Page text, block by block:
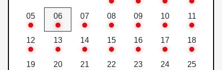
05 06 07 08 09 10 11
12 13 14 15 16 17 18
19 20 21 22 23 24 25